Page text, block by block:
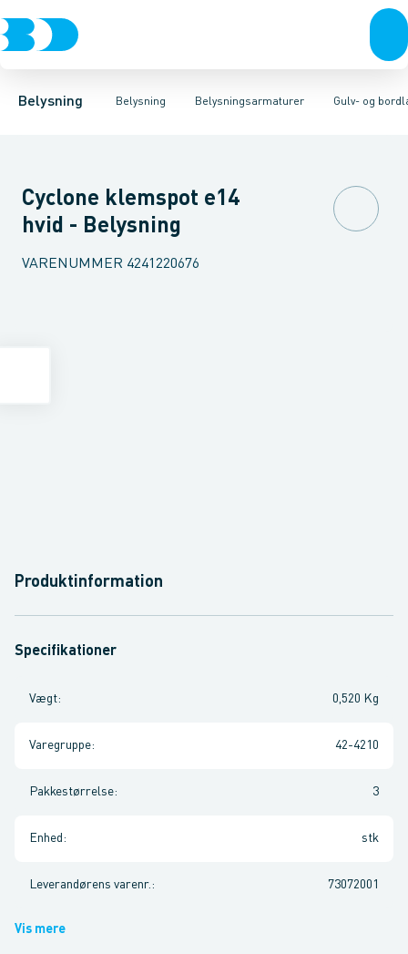
Belysning Belysning
Belysning Belysningsarmaturer
LyskilderBelysningsarmaturerLysstyringTilbehør tilGulv- og
PendlerIndustriarmatur og halbelysningArmaturer for vej og
Cyclone klemspot e14
hvid - Belysning
VARENUMMER 4241220676
Produktinformation
Specifikationer
Vægt: 0,520 Kg
Varegruppe: 42-4210
Pakkestørrelse: 3
Enhed : stk
Leverandørens varenr. : 73072001
Vis mere